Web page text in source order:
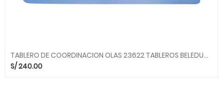
TABLERO DE COORDINACION OLAS 23622 TABLEROS BELEDUC bld
S/240.00